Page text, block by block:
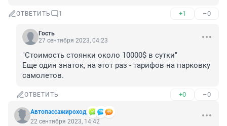
ОТВЕТИТЬ 1 +1 –0
Гость
27 сентября 2023, 04:23
"Стоимость стоянки около 10000$ в сутки"
Еще один знаток, на этот раз - тарифов на парковку
самолетов.
ОТВЕТИТЬ +0 –0
Автопассажироход
22 сентября 2023, 14:42